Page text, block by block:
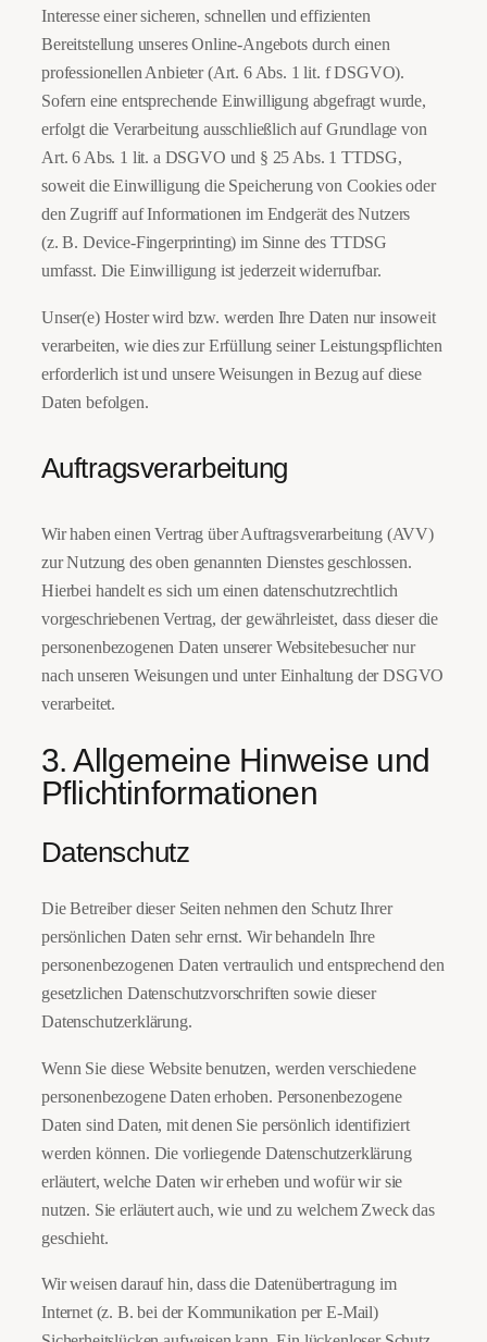
Interesse einer sicheren, schnellen und effizienten
Bereitstellung unseres Online-Angebots durch einen
professionellen Anbieter (Art. 6 Abs. 1 lit. f DSGVO).
Sofern eine entsprechende Einwilligung abgefragt wurde,
erfolgt die Verarbeitung ausschließlich auf Grundlage von
Art. 6 Abs. 1 lit. a DSGVO und § 25 Abs. 1 TTDSG,
soweit die Einwilligung die Speicherung von Cookies oder
den Zugriff auf Informationen im Endgerät des Nutzers
(z. B. Device-Fingerprinting) im Sinne des TTDSG
umfasst. Die Einwilligung ist jederzeit widerrufbar.
Unser(e) Hoster wird bzw. werden Ihre Daten nur insoweit
verarbeiten, wie dies zur Erfüllung seiner Leistungspflichten
erforderlich ist und unsere Weisungen in Bezug auf diese
Daten befolgen.
Auftragsverarbeitung
Wir haben einen Vertrag über Auftragsverarbeitung (AVV)
zur Nutzung des oben genannten Dienstes geschlossen.
Hierbei handelt es sich um einen datenschutzrechtlich
vorgeschriebenen Vertrag, der gewährleistet, dass dieser die
personenbezogenen Daten unserer Websitebesucher nur
nach unseren Weisungen und unter Einhaltung der DSGVO
verarbeitet.
3. Allgemeine Hinweise und
Pflicht­informationen
Datenschutz
Die Betreiber dieser Seiten nehmen den Schutz Ihrer
persönlichen Daten sehr ernst. Wir behandeln Ihre
personenbezogenen Daten vertraulich und entsprechend den
gesetzlichen Datenschutzvorschriften sowie dieser
Datenschutzerklärung.
Wenn Sie diese Website benutzen, werden verschiedene
personenbezogene Daten erhoben. Personenbezogene
Daten sind Daten, mit denen Sie persönlich identifiziert
werden können. Die vorliegende Datenschutzerklärung
erläutert, welche Daten wir erheben und wofür wir sie
nutzen. Sie erläutert auch, wie und zu welchem Zweck das
geschieht.
Wir weisen darauf hin, dass die Datenübertragung im
Internet (z. B. bei der Kommunikation per E-Mail)